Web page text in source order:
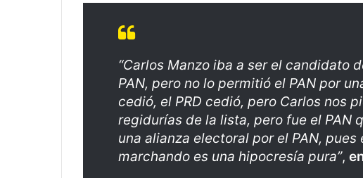
“Carlos Manzo iba a ser el candidato
PAN, pero no lo permitió el PAN por
cedió, el PRD cedió, pero Carlos nos
regidurías de la lista, pero fue el PAN
una alianza electoral por el PAN,
marchando es una hipocresía pura”,